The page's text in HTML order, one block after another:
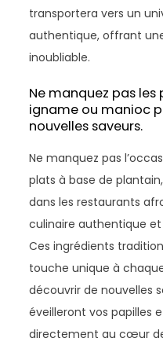
transportera vers un
authentique, offrant
inoubliable.
Ne manquez pas
igname ou manioc
nouvelles saveurs.
Ne manquez pas
plats à base de
dans les restaurants
culinaire authentique
Ces ingrédients
touche unique à
découvrir de nouvelles
éveilleront vos papilles
directement au cœur